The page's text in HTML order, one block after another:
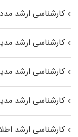
کارشناسی ارشد
کارشناسی ارشد
کارشناسی ارشد
کارشناسی ارشد
کارشناسی ارشد